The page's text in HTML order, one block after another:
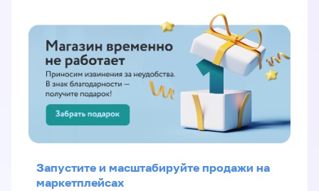
Запустите и масштабируйте продажи на
маркетплейсах